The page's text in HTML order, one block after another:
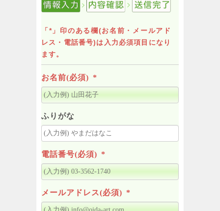
「*」印のある欄(お名前・メールアド
レス・電話番号)は入力必須項目になり
ます。
お名前(必須) *
ふりがな
電話番号(必須) *
メールアドレス(必須) *